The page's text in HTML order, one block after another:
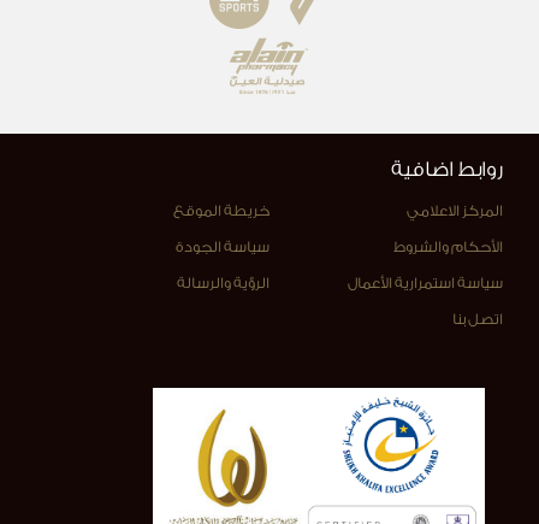
روابط اضافية
المركز الاعلامي خريطة الموقع
الأحكام والشروط سياسة الجودة
سياسة استمرارية الأعمال الرؤية والرسالة
اتصل بنا